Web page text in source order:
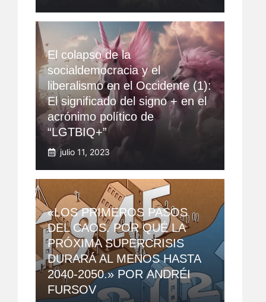
El colapso de la
socialdemocracia y el
liberalismo en el Occidente (1):
El significado del signo + en el
acrónimo político de
“LGTBIQ+”
julio 11, 2023
«LOS PRIMEROS PASOS
DEL CAOS. POR QUÉ LA
PRÓXIMA SUPERCRISIS
DURARÁ AL MENOS HASTA
2040-2050.» POR ANDRÉI
FURSOV